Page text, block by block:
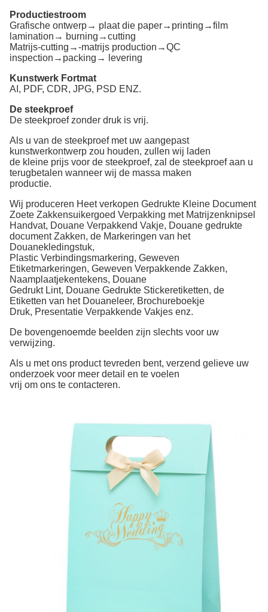
Productiestroom
Grafische ontwerp→ plaat die paper→printing→film
lamination→ burning→cutting
Matrijs-cutting→-matrijs production→QC
inspection→packing→ levering
Kunstwerk Fortmat
AI, PDF, CDR, JPG, PSD ENZ.
De steekproef
De steekproef zonder druk is vrij.
Als u van de steekproef met uw aangepast
kunstwerkontwerp zou houden, zullen wij laden
de kleine prijs voor de steekproef, zal de steekproef aan u
terugbetalen wanneer wij de massa maken
productie.
Wij produceren Heet verkopen Gedrukte Kleine Document
Zoete Zakkensuikergoed Verpakking met Matrijzenknipsel
Handvat, Douane Verpakkend Vakje, Douane gedrukte
document Zakken, de Markeringen van het
Douanekledingstuk,
Plastic Verbindingsmarkering, Geweven
Etiketmarkeringen, Geweven Verpakkende Zakken,
Naamplaatjekentekens, Douane
GedruktLint, Douane Gedrukte Stickeretiketten, de
Etiketten van het Douaneleer, Brochureboekje
Druk, Presentatie Verpakkende Vakjes enz.
De bovengenoemde beelden zijn slechts voor uw
verwijzing.
Als u met ons product tevreden bent, verzend gelieve uw
onderzoek voor meer detail en te voelen
vrij om ons te contacteren.